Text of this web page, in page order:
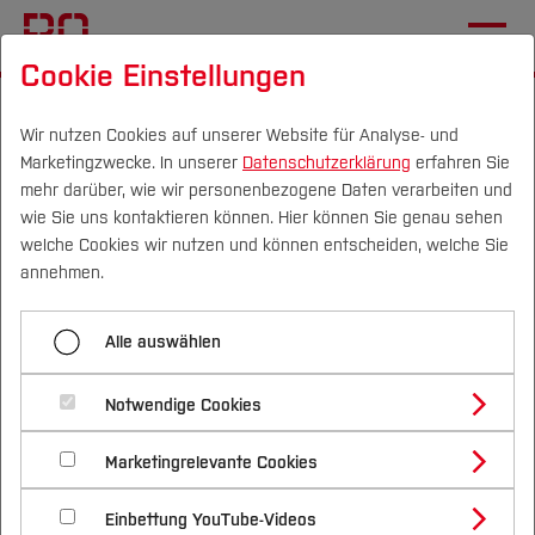
Campus Personen DE|EN Quicklinks
Studium
Studienangebote
Bachelorstudiengänge
Masterstudiengänge
Vor dem Studium
Bewerben & Einschreiben
Bewerbungsportal
Im Studium
Studienbüros und Prüfungen
Nach dem Studium
Forschung & Transfer
Profil
Forschungs- und Transferprofil
Schwerpunkte (FuT)
Beratung & Förderung
Nachhaltigkeit
Nachhaltigkeit studieren
International
Hochschulbibliothek
Fragen & Antworten
Externe
Menü aufklappen
Erstsemester
Studierende des Verbundstudiengangs
Studierende im Endspurt
Infos für Besucher von außerhalb
der Hochschule
Cookie Einstellungen
Wir nutzen Cookies auf unserer Website für Analyse- und
Marketingzwecke. In unserer Datenschutzerklärung erfahren Sie
mehr darüber, wie wir personenbezogene Daten verarbeiten und
wie Sie uns kontaktieren können. Hier können Sie genau sehen
welche Cookies wir nutzen und können entscheiden, welche Sie
annehmen.
Alle auswählen
Notwendige Cookies
Marketingrelevante Cookies
Einbettung YouTube-Videos